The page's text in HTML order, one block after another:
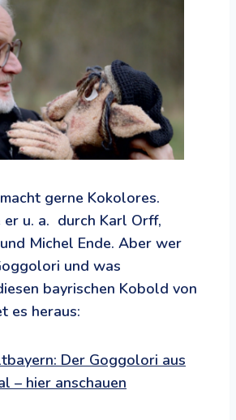
gerne Kokolores.
u. a. durch Karl Orff,
Michel Ende. Aber wer
und was
bayrischen Kobold von
es heraus:
Der Goggolori aus
– hier anschauen